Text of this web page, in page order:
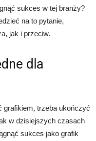
sukces w tej branży?
na to pytanie,
jak i przeciw.
dla
grafikiem, trzeba ukończyć
w dzisiejszych czasach
sukces jako grafik